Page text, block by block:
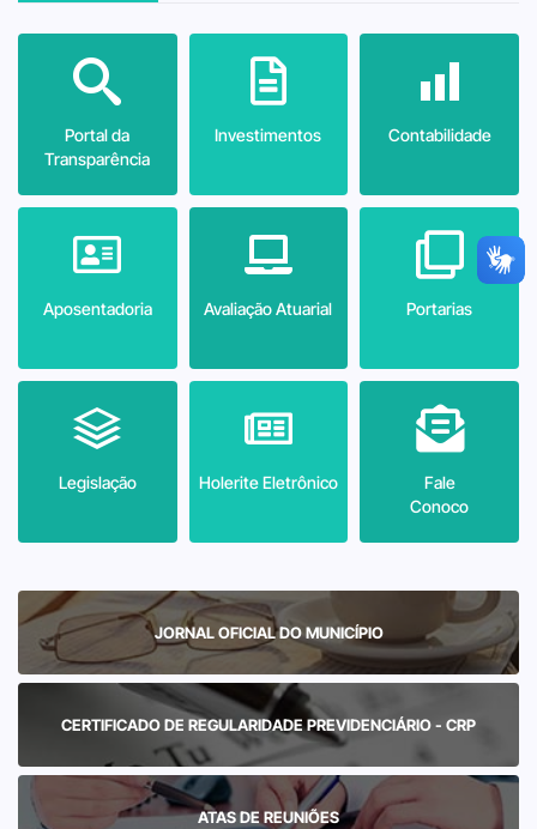
Portal da
Transparência
Investimentos Contabilidade
Aposentadoria Avaliação Atuarial Portarias
Legislação Holerite Eletrônico
Fale
Conoco
JORNAL OFICIAL DO MUNICÍPIO
CERTIFICADO DE REGULARIDADE PREVIDENCIÁRIO - CRP
ATAS DE REUNIÕES